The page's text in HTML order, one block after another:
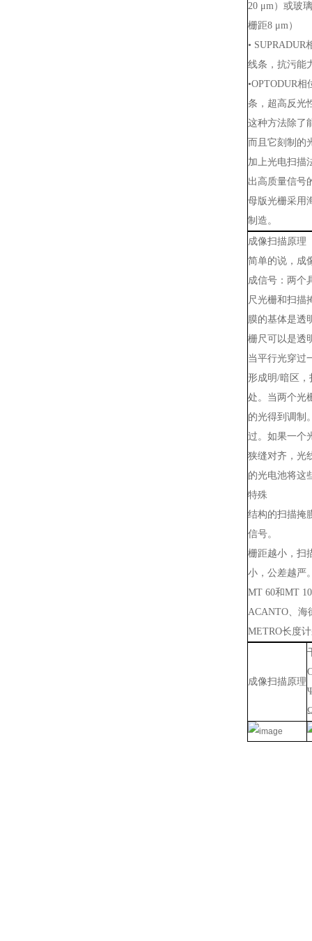
20 μm）或玻
栅距8 μm）
•
线条，抗污能
•OPTODUR
条，超高反光
这种方法除了
而且它刻制的
加上光电扫描
出高质量信号
母版光栅采用
制造。
成像扫描原理
简单的说，成
成信号：两个
尺光栅和扫描
膜的基体是透
栅尺可以是透
当平行光穿过
形成明/暗区
处。当两个光
的光得到调制
过。如果一个
狭缝对齐，光
的光电池将这
特殊
结构的扫描掩
信号。
栅距越小，扫
小，公差越严
MT 60和MT
ACANTO、海
METRO长度
成像扫描原理